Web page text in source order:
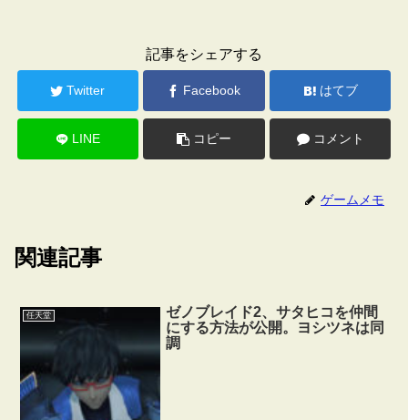
記事をシェアする
Twitter Facebook はてブ
LINE コピー コメント
ゲームメモ
関連記事
任天堂
ゼノブレイド2、サタヒコを仲間
にする方法が公開。ヨシツネは同
調